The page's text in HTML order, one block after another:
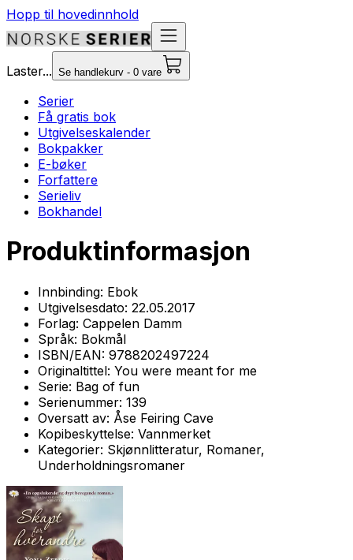
Hopp til hovedinnhold
Laster... Se handlekurv - 0 vare
Serier
Få gratis bok
Utgivelseskalender
Bokpakker
E-bøker
Forfattere
Serieliv
Bokhandel
Produktinformasjon
Innbinding: Ebok
Utgivelsesdato: 22.05.2017
Forlag: Cappelen Damm
Språk: Bokmål
ISBN/EAN: 9788202497224
Originaltittel: You were meant for me
Serie: Bag of fun
Serienummer: 139
Oversatt av: Åse Feiring Cave
Kopibeskyttelse: Vannmerket
Kategorier: Skjønnlitteratur, Romaner,
Underholdningsromaner